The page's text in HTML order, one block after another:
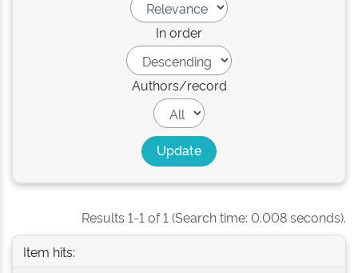
In order
Authors/record
Results 1-1 of 1 (Search time: 0.008 seconds).
Item hits: